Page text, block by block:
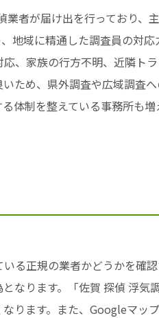
者が届け出を行っており、
地域に精通した調査員の対
、家族の行方不明、近隣ト
ため、県外調査や広域調査
体制を整えている事務所も
る正規の業者かどうかを確
なります。「佐賀 探偵 浮気
ります。また、Googleマッ